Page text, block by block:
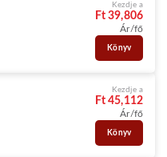
Kezdje a
Ft 39,806
Ár/fő
Könyv
Kezdje a
Ft 45,112
Ár/fő
Könyv